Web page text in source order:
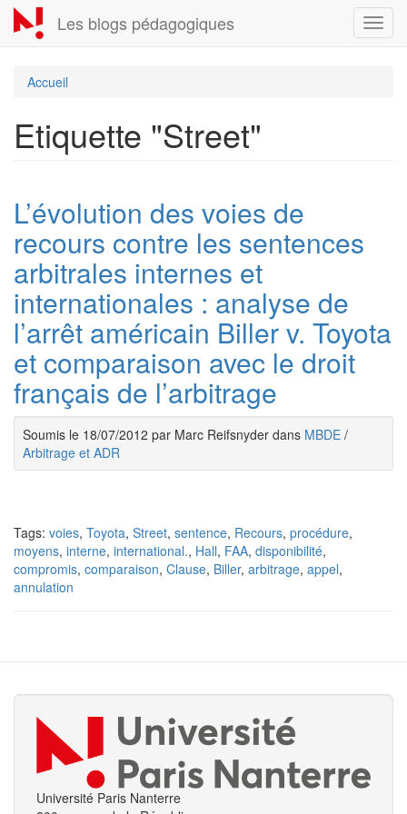
Aller
au
contenu
Les blogs pédagogiques
Accueil
Etiquette "Street"
L’évolution des voies de
recours contre les sentences
arbitrales internes et
internationales : analyse de
l’arrêt américain Biller v. Toyota
et comparaison avec le droit
français de l’arbitrage
Soumis le 18/07/2012 par Marc Reifsnyder dans MBDE /
Arbitrage et ADR
Tags: voies, Toyota, Street, sentence, Recours, procédure,
moyens, interne, international., Hall, FAA, disponibilité,
compromis, comparaison, Clause, Biller, arbitrage, appel,
annulation
Université Paris Nanterre